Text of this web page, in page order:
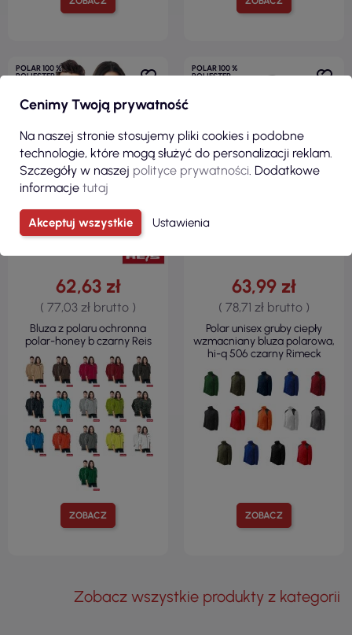
POLAR 100 %
POLIESTER
300 G/M²
ZOBACZ
62,63 zł
( 77,03 zł brutto )
Bluza z polaru ochronna
polar-honey b czarny Reis
POLAR 100 %
POLIESTER
ZOBACZ
63,99 zł
( 78,71 zł brutto )
Polar unisex gruby ciepły
wzmacniany bluza polarowa,
hi-q 506 czarny Rimeck
Zobacz wszystkie produkty z kategorii
Cenimy Twoją prywatność
Na naszej stronie stosujemy pliki cookies i podobne
technologie, które mogą służyć do personalizacji reklam.
Szczegóły w naszej polityce prywatności . Dodatkowe
informacje tutaj
Akceptuj wszystkie Ustawienia